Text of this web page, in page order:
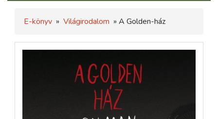
E-könyv » Világirodalom » A Golden-ház